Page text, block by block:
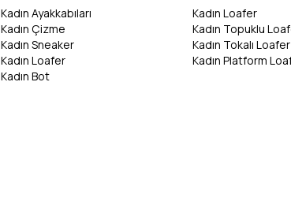
Kadın Ayakkabıları
Kadın Çizme
Kadın Sneaker
Kadın Loafer
Kadın Bot
Kadın Loafer
Kadın Topuklu
Kadın Tokalı Loafer
Kadın Platform